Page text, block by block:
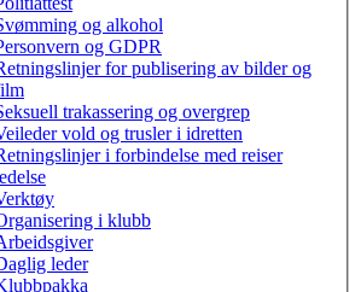
og alkohol
og GDPR
for publisering av bilder og
trakassering og overgrep
vold og trusler i idretten
i forbindelse med reiser
i klubb
leder